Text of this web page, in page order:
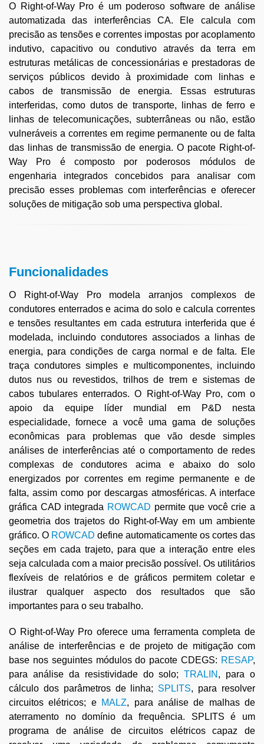
O Right-of-Way Pro é um poderoso software de análise
automatizada das interferências CA. Ele calcula com
precisão as tensões e correntes impostas por acoplamento
indutivo, capacitivo ou condutivo através da terra em
estruturas metálicas de concessionárias e prestadoras de
serviços públicos devido à proximidade com linhas e
cabos de transmissão de energia. Essas estruturas
interferidas, como dutos de transporte, linhas de ferro e
linhas de telecomunicações, subterrâneas ou não, estão
vulneráveis a correntes em regime permanente ou de falta
das linhas de transmissão de energia. O pacote Right-of-
Way Pro é composto por poderosos módulos de
engenharia integrados concebidos para analisar com
precisão esses problemas com interferências e oferecer
soluções de mitigação sob uma perspectiva global.
Funcionalidades
O Right-of-Way Pro modela arranjos complexos de
condutores enterrados e acima do solo e calcula correntes
e tensões resultantes em cada estrutura interferida que é
modelada, incluindo condutores associados a linhas de
energia, para condições de carga normal e de falta. Ele
traça condutores simples e multicomponentes, incluindo
dutos nus ou revestidos, trilhos de trem e sistemas de
cabos tubulares enterrados. O Right-of-Way Pro, com o
apoio da equipe líder mundial em P&D nesta
especialidade, fornece a você uma gama de soluções
econômicas para problemas que vão desde simples
análises de interferências até o comportamento de redes
complexas de condutores acima e abaixo do solo
energizados por correntes em regime permanente e de
falta, assim como por descargas atmosféricas. A interface
gráfica CAD integrada ROWCAD permite que você crie a
geometria dos trajetos do Right-of-Way em um ambiente
gráfico. O ROWCAD define automaticamente os cortes das
seções em cada trajeto, para que a interação entre eles
seja calculada com a maior precisão possível. Os utilitários
flexíveis de relatórios e de gráficos permitem coletar e
ilustrar qualquer aspecto dos resultados que são
importantes para o seu trabalho.
O Right-of-Way Pro oferece uma ferramenta completa de
análise de interferências e de projeto de mitigação com
base nos seguintes módulos do pacote CDEGS: RESAP,
para análise da resistividade do solo;TRALIN , para o
cálculo dos parâmetros de linha; SPLITS, para resolver
circuitos elétricos; e MALZ, para análise de malhas de
aterramento no domínio da frequência. SPLITS é um
programa de análise de circuitos elétricos capaz de